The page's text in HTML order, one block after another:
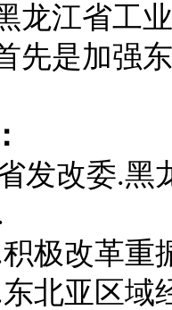
龙江省工
先是加强
改委.黑
改革重振
亚区域